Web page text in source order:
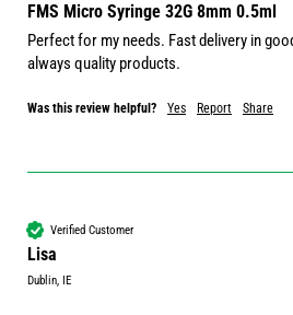
FMS Micro Syringe 32G 8mm 0.5ml
Perfect for my needs. Fast delivery in
always quality products.
Was this review helpful? Yes Report Share
Verified Customer
Lisa
Dublin, IE